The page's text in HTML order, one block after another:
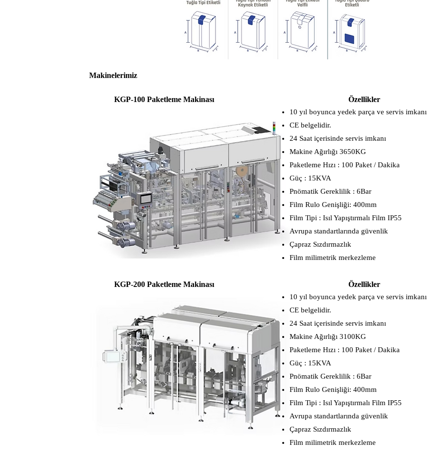
Makinelerimiz
KGP-100 Paketleme Makinası Özellikler
10 yıl boyunca yedek parça ve servis imkanı
CE belgelidir.
​24 Saat içerisinde servis imkanı
Makine Ağırlığı 3650KG
Paketleme Hızı : 100 Paket / Dakika
Güç : 15KVA
Pnömatik Gereklilik : 6Bar
Film Rulo Genişliği: 400mm
Film Tipi : Isıl Yapıştırmalı Film IP55
Avrupa standartlarında güvenlik
Çapraz Sızdırmazlık
Film milimetrik merkezleme
KGP-200 Paketleme Makinası Özellikler
10 yıl boyunca yedek parça ve servis imkanı
CE belgelidir.
​24 Saat içerisinde servis imkanı
Makine Ağırlığı 3100KG
Paketleme Hızı : 100 Paket / Dakika
Güç : 15KVA
Pnömatik Gereklilik : 6Bar
Film Rulo Genişliği: 400mm
Film Tipi : Isıl Yapıştırmalı Film IP55
Avrupa standartlarında güvenlik
Çapraz Sızdırmazlık
Film milimetrik merkezleme